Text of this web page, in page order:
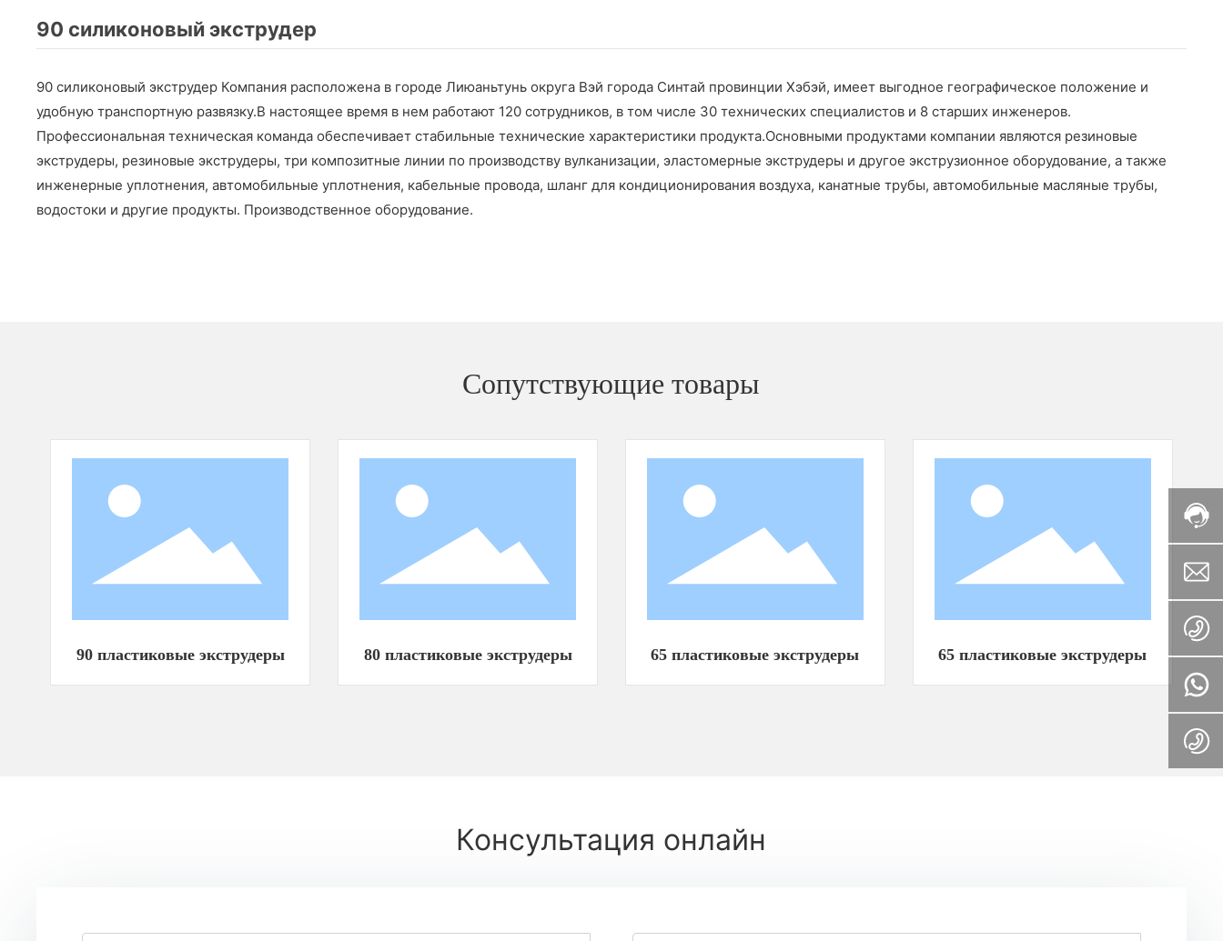
90 силиконовый экструдер
90 силиконовый экструдер
Сопутствующие товары
90 пластиковые экструдеры 80 пластиковые экструдеры 65 пластиковые экструдеры 65 пластиковые экструдеры
Консультация онлайн